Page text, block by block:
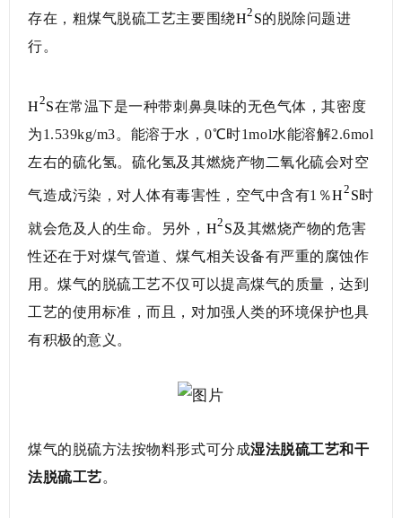
存在，粗煤气脱硫工艺主要围绕H2 S的脱除问题进
行。
H2S在常温下是一种带刺鼻臭味的无色气体，其密度
为1.539kg/m3。能溶于水，0℃时1mol水能溶解2.6mol
左右的硫化氢。硫化氢及其燃烧产物二氧化硫会对空
气造成污染，对人体有毒害性，空气中含有1％H2 S时
就会危及人的生命。另外， H2 S及其燃烧产物的危害
性还在于对煤气管道、煤气相关设备有严重的腐蚀作
用。煤气的脱硫工艺不仅可以提高煤气的质量，达到
工艺的使用标准，而且，对加强人类的环境保护也具
有积极的意义。
煤气的脱硫方法按物料形式可分成湿法脱硫工艺和干
法脱硫工艺。